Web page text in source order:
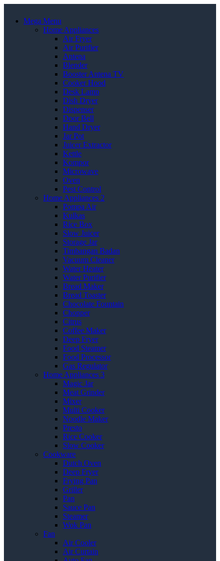
Mega Menu
Home Appliances
Air Fryer
Air Purifier
Antena
Blender
Booster Antena TV
Cooker Hood
Desk Lamp
Dish Dryer
Dispenser
Door Bell
Hand Dryer
Jar Pot
Juicer Extractor
Kettle
Kompor
Microwave
Oven
Pest Control
Home Appliances 2
Pompa Air
Kulkas
Rice Box
Slow Juicer
Storage Jar
Timbangan Badan
Vacuum Cleaner
Water Heater
Water Purifier
Bread Maker
Bread Toaster
Chocolate Fountain
Chopper
Citrus
Coffee Maker
Deep Fryer
Food Steamer
Food Processor
Gas Regulator
Home Appliances 3
Magic Jar
Meat Grinder
Mixer
Multi Cooker
Noodle Maker
Presto
Rice Cooker
Slow Cooker
Cookware
Dutch Oven
Deep Fryer
Frying Pan
Griller
Pan
Sauce Pan
Steamer
Wok Pan
Fan
Air Cooler
Air Curtain